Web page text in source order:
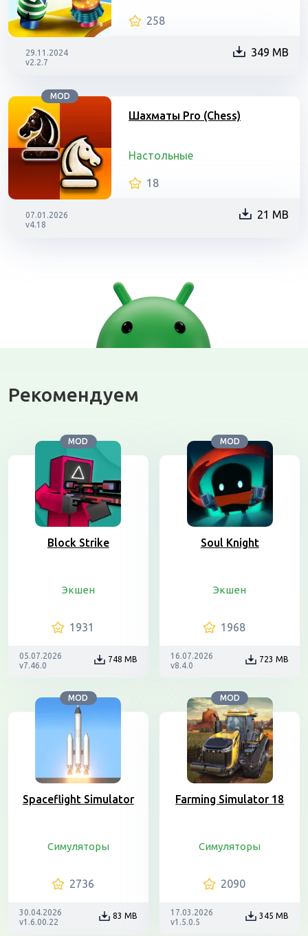
258
29.11.2024
v2.2.7
349 MB
MOD
Шахматы Pro (Chess)
Настольные
18
07.01.2026
v4.18
21 MB
Рекомендуем
MOD
Block Strike
Экшен
1931
05.07.2026
v7.46.0
748 MB
MOD
Soul Knight
Экшен
1968
16.07.2026
v8.4.0
723 MB
MOD
Spaceflight Simulator
Симуляторы
2736
30.04.2026
v1.6.00.22
83 MB
MOD
Farming Simulator 18
Симуляторы
2090
17.03.2026
v1.5.0.5
345 MB